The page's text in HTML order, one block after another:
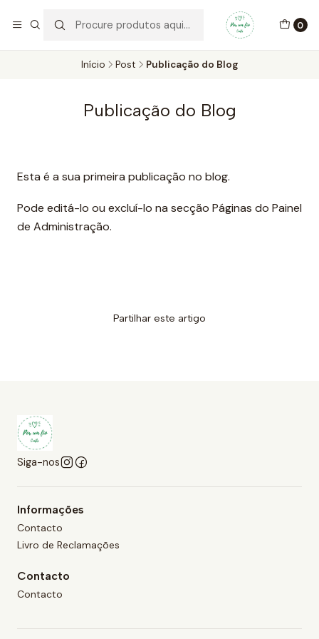
0
No concelho de Oeiras a entrega pode ser feita em mãos.
Início Post Publicação do Blog
Publicação do Blog
Esta é a sua primeira publicação no blog.
Pode editá-lo ou excluí-lo na secção Páginas do Painel
de Administração.
Partilhar este artigo
Siga-nos
Informações
Contacto
Livro de Reclamações
Contacto
Contacto